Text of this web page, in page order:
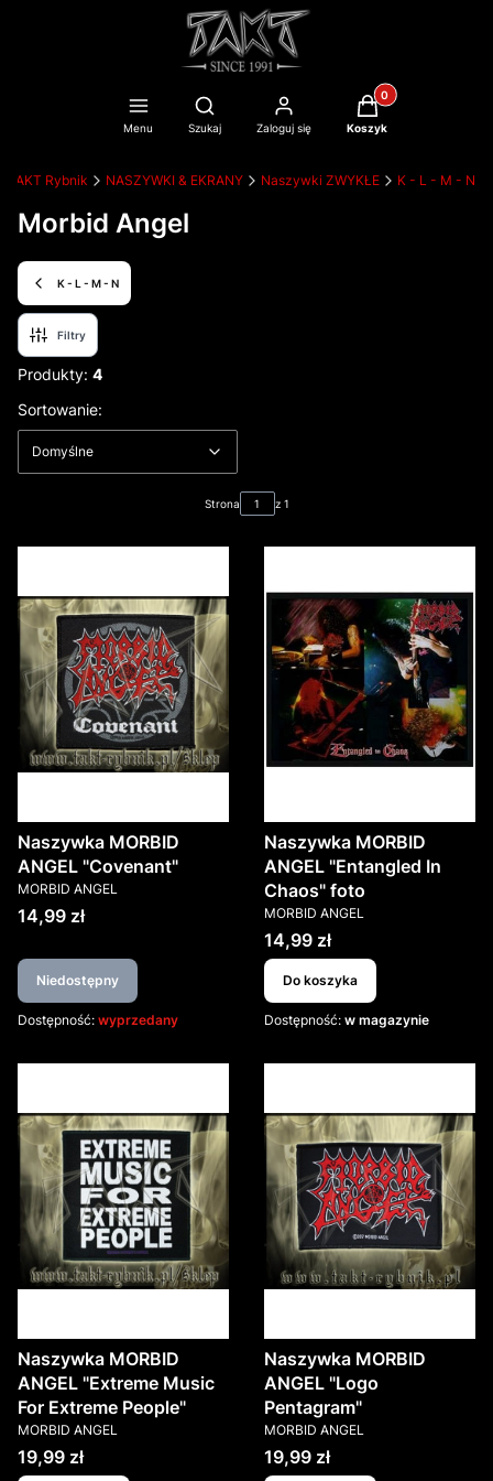
Menu
Otwórz wyszukiwarkę
Szukaj Zaloguj się
Produkty w
Koszyk
TAKT Rybnik NASZYWKI & EKRANY Naszywki ZWYKŁE K - L - M - N
Morbid Angel
K - L - M - N
Filtry
Produkty: 4
Lista produktów
Sortowanie:
Domyślne
Strona z 1
Naszywka MORBID
ANGEL "Covenant"
PRODUCENT
MORBID ANGEL
Cena
14,99 zł
Niedostępny
Dostępność: wyprzedany
Naszywka MORBID
ANGEL "Entangled In
Chaos" foto
PRODUCENT
MORBID ANGEL
Cena
14,99 zł
Do koszyka
Dostępność: w magazynie
Naszywka MORBID
ANGEL "Extreme Music
For Extreme People"
PRODUCENT
MORBID ANGEL
Cena
19,99 zł
Naszywka MORBID
ANGEL "Logo
Pentagram"
PRODUCENT
MORBID ANGEL
Cena
19,99 zł